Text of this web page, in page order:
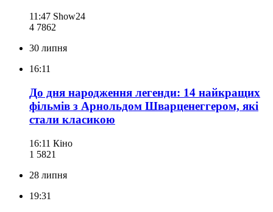
11:47 Show24
4 7862
30 липня
16:11
До дня народження легенди: 14 найкращих
фільмів з Арнольдом Шварценеггером, які
стали класикою
16:11 Кіно
1 5821
28 липня
19:31